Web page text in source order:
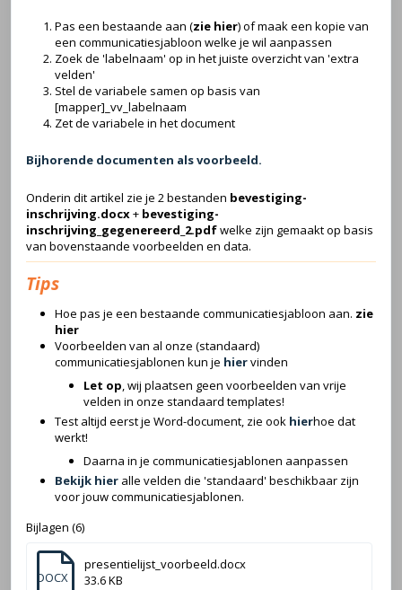
Pas een bestaande aan (zie hier) of maak een kopie van
een communicatiesjabloon welke je wil aanpassen
Zoek de 'labelnaam' op in het juiste overzicht van 'extra
velden'
Stel de variabele samen op basis van
[mapper]_vv_labelnaam
Zet de variabele in het document
Bijhorende documenten als voorbeeld.
Onderin dit artikel zie je 2 bestanden bevestiging-
inschrijving.docx + bevestiging-
inschrijving_gegenereerd_2.pdfwelke zijn gemaakt op basis
van bovenstaande voorbeelden en data.
Tips
Hoe pas je een bestaande communicatiesjabloon aan. zie
hier
Voorbeelden van al onze (standaard)
communicatiesjablonen kun je hiervinden
Let op , wij plaatsen geen voorbeelden van vrije
velden in onze standaard templates!
Test altijd eerst je Word-document, zie ook hierhoe dat
werkt!
Daarna in je communicatiesjablonen aanpassen
Bekijk hier alle velden die 'standaard' beschikbaar zijn
voor jouw communicatiesjablonen.
Bijlagen (6)
DOCX
presentielijst_voorbeeld.docx
33.6 KB